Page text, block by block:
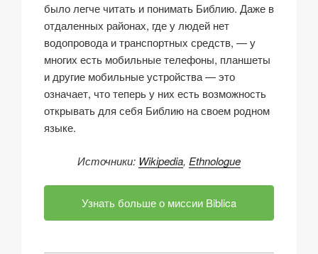
было легче читать и понимать Библию. Даже в
отдаленных районах, где у людей нет
водопровода и транспортных средств, — у
многих есть мобильные телефоны, планшеты
и другие мобильные устройства — это
означает, что теперь у них есть возможность
открывать для себя Библию на своем родном
языке.
Источники: Wikipedia, Ethnologue
Узнать больше о миссии Biblica